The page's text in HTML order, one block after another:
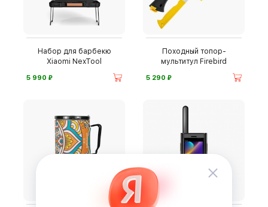
Набор для барбекю
Xiaomi NexTool
5 990 ⃏
Походный топор-
мультитул Firebird
5 290 ⃏